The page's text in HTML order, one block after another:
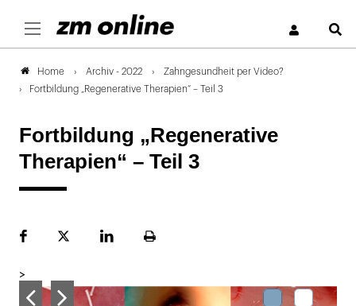
Home Archiv - 2022
Zahngesundheit per Video?
Fortbildung „Regenerative Therapien“ – Teil 3
Fortbildung „Regenerative
Therapien“ – Teil 3
FacebookPlattformLinekdInSeite
>